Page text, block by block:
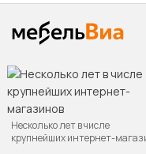
Несколько лет в числе
крупнейших интернет-